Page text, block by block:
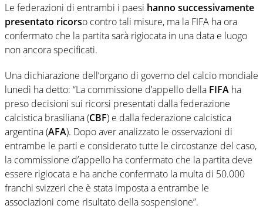
Le federazioni di entrambi i paesi hanno successivamente
presentato ricorso contro tali misure, ma la FIFA ha ora
confermato che la partita sarà rigiocata in una data e luogo
non ancora specificati.
Una dichiarazione dell’organo di governo del calcio mondiale
lunedì ha detto: “La commissione d’appello della FIFA ha
preso decisioni sui ricorsi presentati dalla federazione
calcistica brasiliana (CBF) e dalla federazione calcistica
argentina (AFA). Dopo aver analizzato le osservazioni di
entrambe le parti e considerato tutte le circostanze del caso,
la commissione d’appello ha confermato che la partita deve
essere rigiocata e ha anche confermato la multa di 50.000
franchi svizzeri che è stata imposta a entrambe le
associazioni come risultato della sospensione”.